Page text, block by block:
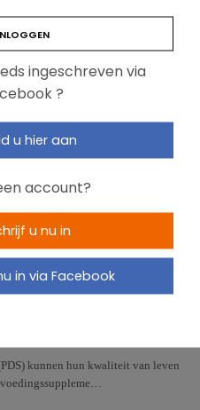
organisatorische taken, dat is het
communicati…
veranderen?
meer in lijn te liggen met de
Delhaize, de…
kunnen hun kwaliteit van leven
voedingssuppleme…
ingeschreven via
?
u hier aan
account?
u nu in
in via Facebook